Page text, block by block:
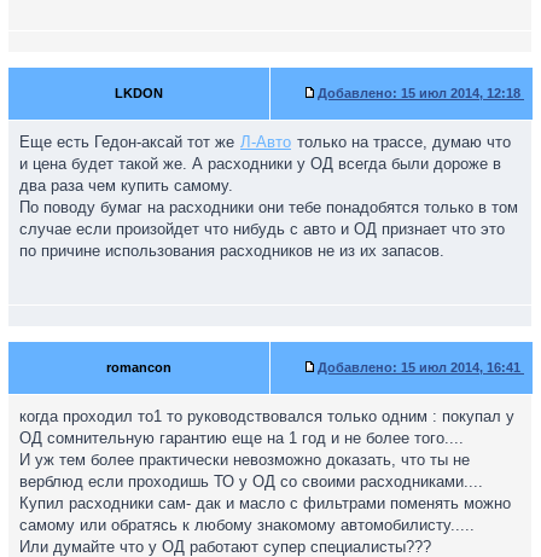
LKDON Добавлено: 15 июл 2014, 12:18
Еще есть Гедон-аксай тот же Л-Авто только на трассе, думаю что
и цена будет такой же. А расходники у ОД всегда были дороже в
два раза чем купить самому.
По поводу бумаг на расходники они тебе понадобятся только в том
случае если произойдет что нибудь с авто и ОД признает что это
по причине использования расходников не из их запасов.
romancon Добавлено: 15 июл 2014, 16:41
когда проходил то1 то руководствовался только одним : покупал у
ОД сомнительную гарантию еще на 1 год и не более того....
И уж тем более практически невозможно доказать, что ты не
верблюд если проходишь ТО у ОД со своими расходниками....
Купил расходники сам- дак и масло с фильтрами поменять можно
самому или обратясь к любому знакомому автомобилисту.....
Или думайте что у ОД работают супер специалисты???